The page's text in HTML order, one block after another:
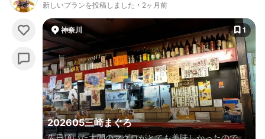
新しいプランを投稿しました 2ヶ月前
神奈川 1
202605三崎まぐろ